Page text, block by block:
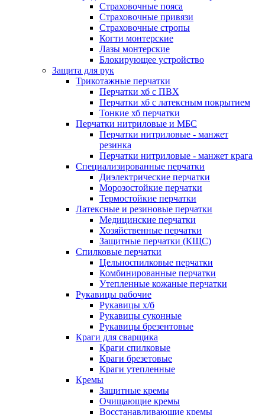
Страховочные пояса
Страховочные привязи
Страховочные стропы
Когти монтерские
Лазы монтерские
Блокирующее устройство
Защита для рук
Трикотажные перчатки
Перчатки хб с ПВХ
Перчатки хб с латексным покрытием
Тонкие хб перчатки
Перчатки нитриловые и МБС
Перчатки нитриловые - манжет
резинка
Перчатки нитриловые - манжет крага
Специализированные перчатки
Диэлектрические перчатки
Морозостойкие перчатки
Термостойкие перчатки
Латексные и резиновые перчатки
Медицинские перчатки
Хозяйственные перчатки
Защитные перчатки (КЩС)
Спилковые перчатки
Цельноспилковые перчатки
Комбинированные перчатки
Утепленные кожаные перчатки
Рукавицы рабочие
Рукавицы х/б
Рукавицы суконные
Рукавицы брезентовые
Краги для сварщика
Краги спилковые
Краги брезетовые
Краги утепленные
Кремы
Защитные кремы
Очищающие кремы
Восстанавливающие кремы